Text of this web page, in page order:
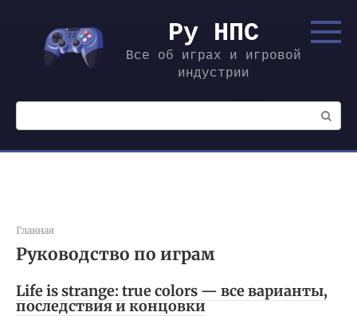
контенту
Ру НПС
Все об играх и игровой
индустрии
Поиск:
Главная
Руководство по играм
Life is strange: true colors — все варианты,
последствия и концовки